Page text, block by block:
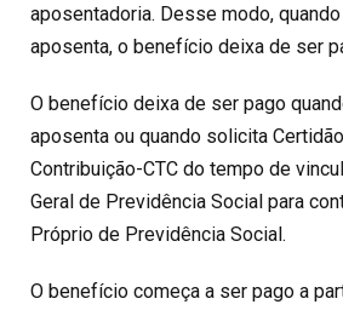
aposentadoria. Desse modo,
aposenta, o benefício deixa de ser
O benefício deixa de ser pago
aposenta ou quando solicita
Contribuição-CTC do tempo de
Geral de Previdência Social para
Próprio de Previdência Social.
O benefício começa a ser pago a